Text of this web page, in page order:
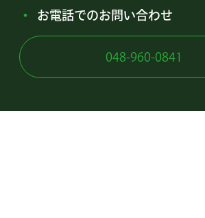
お電話でのお問い合わせ
048-960-0841